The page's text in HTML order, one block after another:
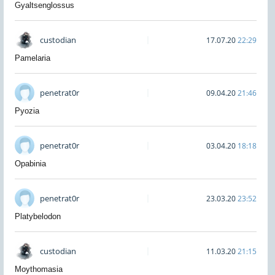
Gyaltsenglossus
custodian 17.07.2022:29
Pamelaria
penetrat0r 09.04.2021:46
Pyozia
penetrat0r 03.04.20 18:18
Opabinia
penetrat0r 23.03.2023:52
Platybelodon
custodian 11.03.2021:15
Moythomasia